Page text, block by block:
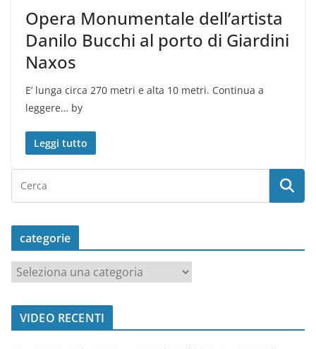
Opera Monumentale dell’artista
Danilo Bucchi al porto di Giardini
Naxos
E’ lunga circa 270 metri e alta 10 metri. Continua a
leggere… by
Leggi tutto
categorie
t
VIDEO RECENTI